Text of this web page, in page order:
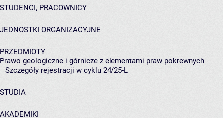
STUDENCI, PRACOWNICY
JEDNOSTKI ORGANIZACYJNE
PRZEDMIOTY
Prawo geologiczne i górnicze z elementami praw pokrewnych
Szczegóły rejestracji w cyklu 24/25-L
STUDIA
AKADEMIKI